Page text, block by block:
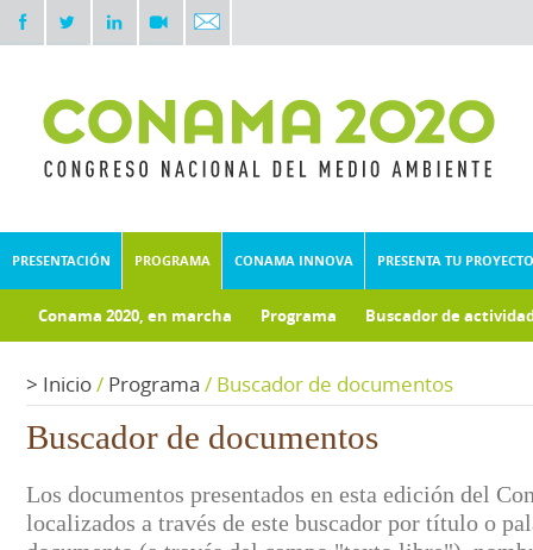
PRESENTACIÓN PROGRAMA CONAMA INNOVA PRESENTA TU PROYECTO
Conama 2020, en marcha Programa Buscador de
> Inicio/ Programa / Buscador de documentos
Buscador de documentos
Los documentos presentados en esta edición del
localizados a través de este buscador por título o